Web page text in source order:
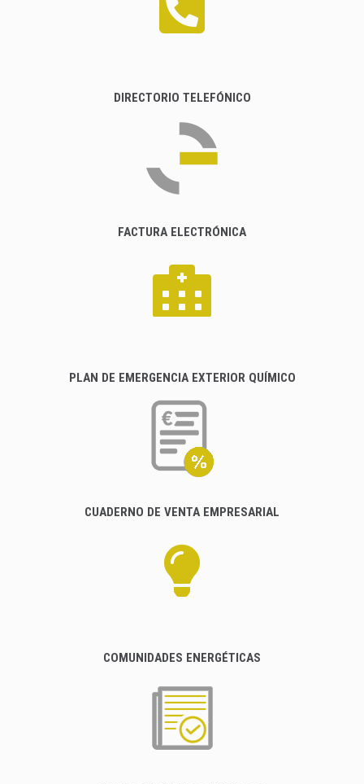
DIRECTORIO TELEFÓNICO
FACTURA ELECTRÓNICA
PLAN DE EMERGENCIA EXTERIOR QUÍMICO
CUADERNO DE VENTA EMPRESARIAL
COMUNIDADES ENERGÉTICAS